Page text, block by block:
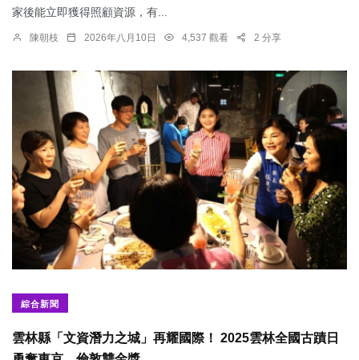
家後能立即獲得照顧資源，有...
陳朝枝 2026年八月10日 4,537 觀看 2 分享
綜合新聞
雲林縣「文資潛力之城」再耀國際！ 2025雲林全國古蹟日